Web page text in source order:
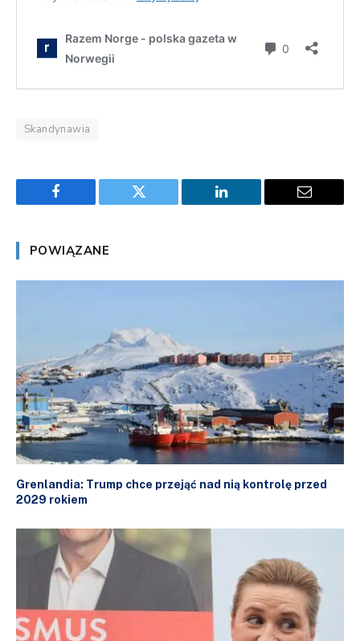
Skandynawia
Facebook Twitter LinkedIn Email
POWIĄZANE
Grenlandia: Trump chce przejąć nad nią kontrolę przed
2029 rokiem